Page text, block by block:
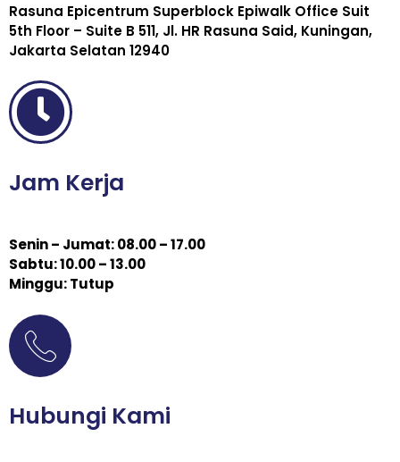
Rasuna Epicentrum Superblock Epiwalk Office Suit
5th Floor – Suite B 511, Jl. HR Rasuna Said, Kuningan,
Jakarta Selatan 12940
Jam Kerja
Senin – Jumat: 08.00 – 17.00
Sabtu: 10.00 – 13.00
Minggu: Tutup
Hubungi Kami